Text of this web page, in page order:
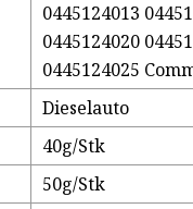
0445124013
0445124020
0445124025
Dieselauto
40g/Stk
50g/Stk